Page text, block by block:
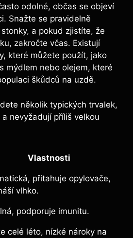
odolné, občas se objeví
Snažte se pravidelně
a pokud zjistíte, že
zakročte včas. Existují
které můžete použít, jako
mýdlem nebo olejem, které
škůdců na uzdě.
několik typických trvalek,
nevyžadují příliš velkou
Vlastnosti
přitahuje opylovače,
vlhko.
podporuje imunitu.
celé léto, nízké nároky na